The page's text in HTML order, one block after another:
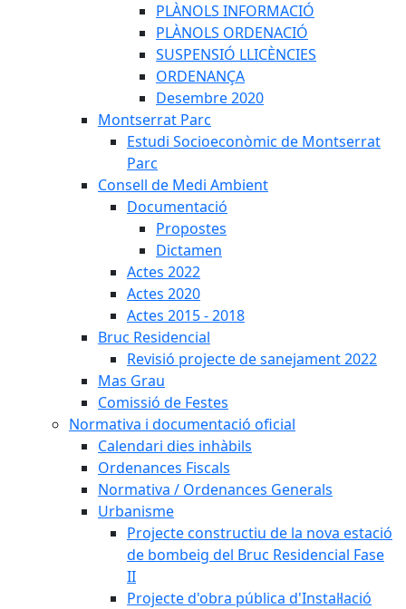
PLÀNOLS INFORMACIÓ
PLÀNOLS ORDENACIÓ
SUSPENSIÓ LLICÈNCIES
ORDENANÇA
Desembre 2020
Montserrat Parc
Estudi Socioeconòmic de Montserrat
Parc
Consell de Medi Ambient
Documentació
Propostes
Dictamen
Actes 2022
Actes 2020
Actes 2015 - 2018
Bruc Residencial
Revisió projecte de sanejament 2022
Mas Grau
Comissió de Festes
Normativa i documentació oficial
Calendari dies inhàbils
Ordenances Fiscals
Normativa / Ordenances Generals
Urbanisme
Projecte constructiu de la nova estació
de bombeig del Bruc Residencial Fase
II
Projecte d'obra pública d'Instal·lació